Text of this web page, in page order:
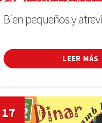
Bien pequeños y
LEER MÁS
17